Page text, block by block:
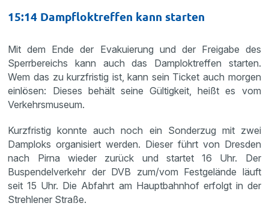
15:14 Dampfloktreffen kann starten
Mit dem Ende der Evakuierung und der Freigabe des
Sperrbereichs kann auch das Damploktreffen starten.
Wem das zu kurzfristig ist, kann sein Ticket auch morgen
einlösen: Dieses behält seine Gültigkeit, heißt es vom
Verkehrsmuseum.
Kurzfristig konnte auch noch ein Sonderzug mit zwei
Damploks organisiert werden. Dieser führt von Dresden
nach Pirna wieder zurück und startet 16 Uhr. Der
Buspendelverkehr der DVB zum/vom Festgelände läuft
seit 15 Uhr. Die Abfahrt am Hauptbahnhof erfolgt in der
Strehlener Straße.